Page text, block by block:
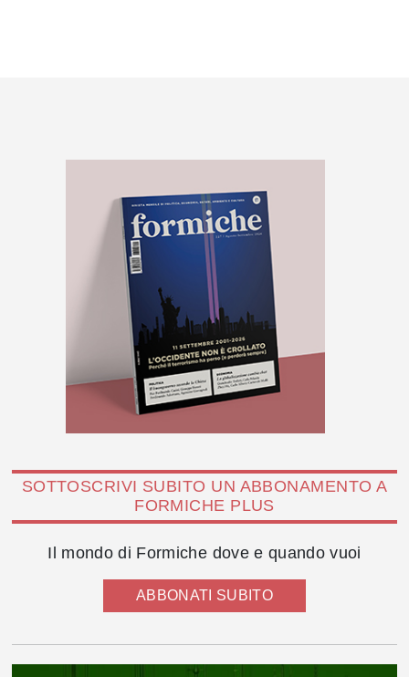
SOTTOSCRIVI SUBITO UN ABBONAMENTO A
FORMICHE PLUS
Il mondo di Formiche dove e quando vuoi
ABBONATI SUBITO